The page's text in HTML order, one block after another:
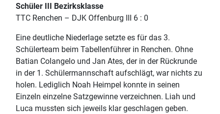
Schüler III Bezirksklasse
TTC Renchen – DJK Offenburg III 6 : 0
Eine deutliche Niederlage setzte es für das 3.
Schülerteam beim Tabellenführer in Renchen. Ohne
Batian Colangelo und Jan Ates, der in der Rückrunde
in der 1. Schülermannschaft aufschlägt, war nichts zu
holen. Lediglich Noah Heimpel konnte in seinen
Einzeln einzelne Satzgewinne verzeichnen. Liah und
Luca mussten sich jeweils klar geschlagen geben.